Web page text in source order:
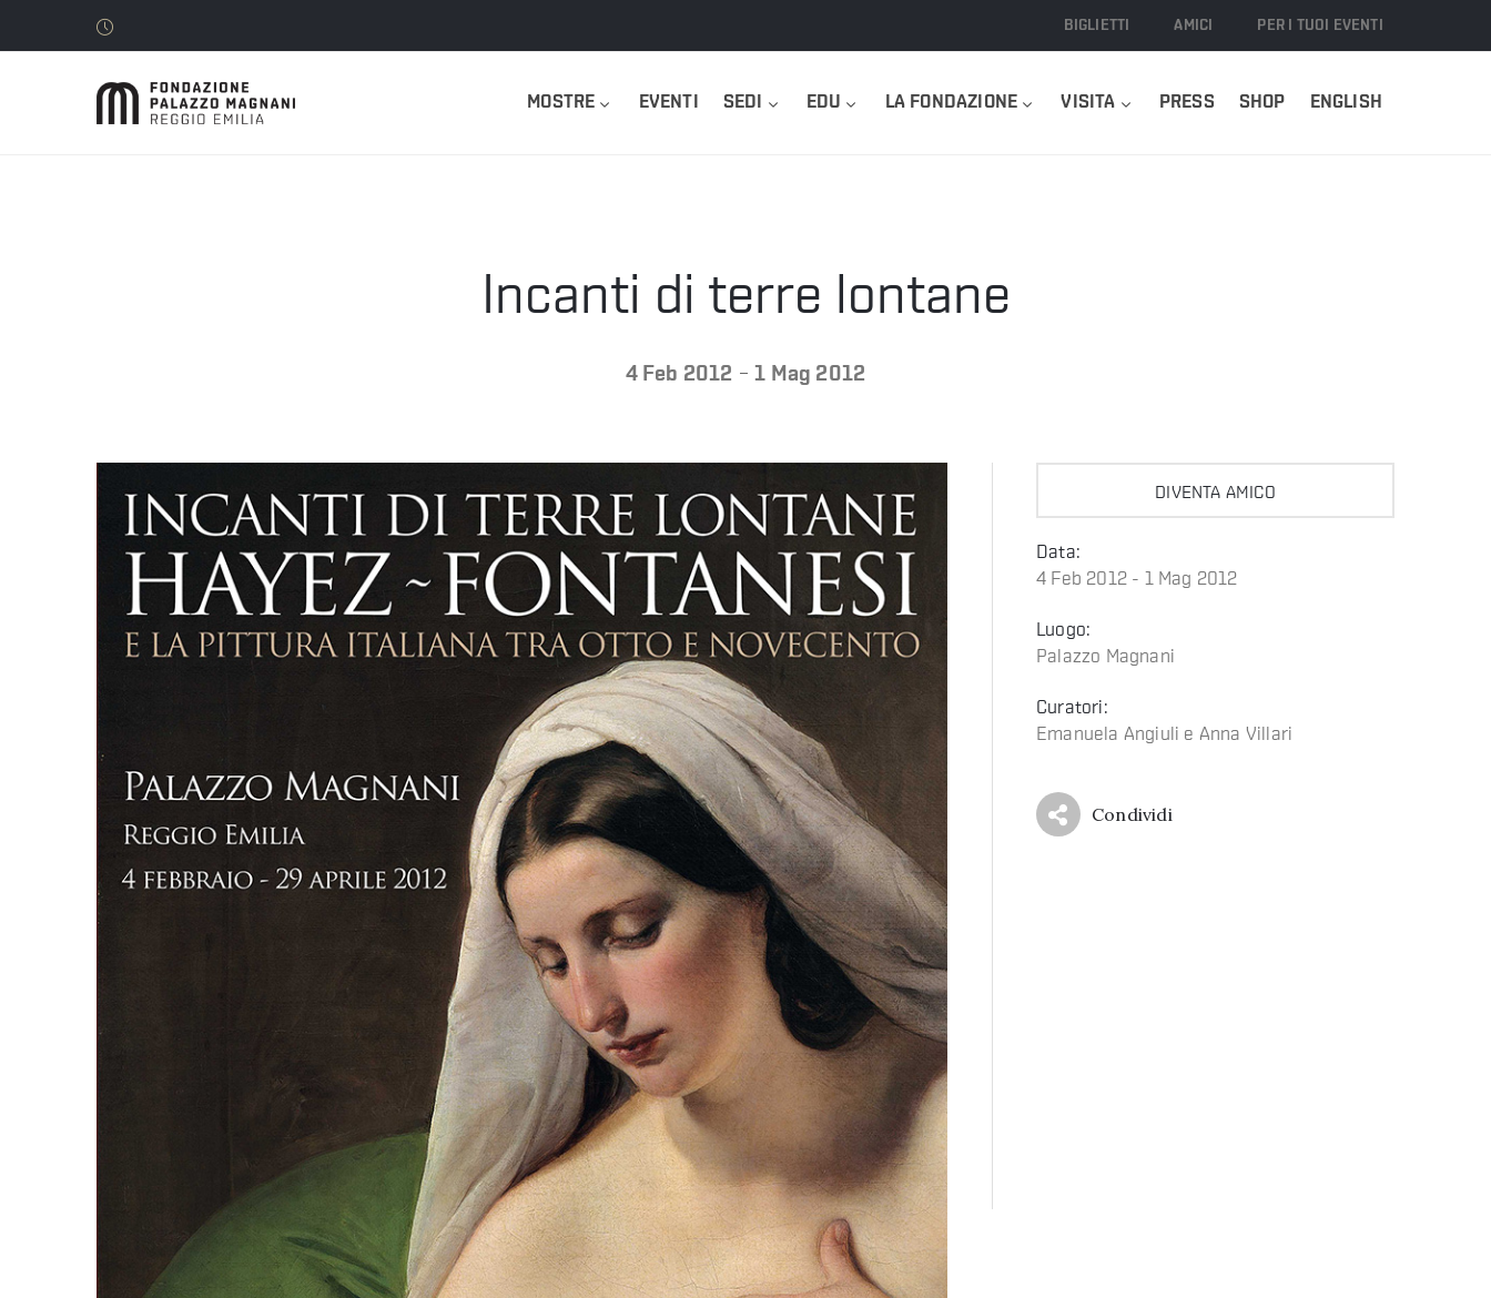
BIGLIETTI AMICI PER I TUOI EVENTI
MOSTRE EVENTI SEDI EDU LA FONDAZIONE VISITA PRESS SHOP ENGLISH
Incanti di terre lontane
4 Feb 2012 -1 Mag 2012
DIVENTA AMICO
Data:
4 Feb 2012 - 1 Mag 2012
Luogo:
Palazzo Magnani
Curatori:
Emanuela Angiuli e Anna Villari
Condividi